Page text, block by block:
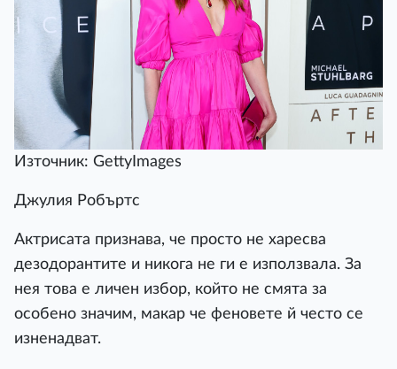
Източник: GettyImages
Джулия Робъртс
Актрисата признава, че просто не харесва
дезодорантите и никога не ги е използвала. За
нея това е личен избор, който не смята за
особено значим, макар че феновете й често се
изненадват.